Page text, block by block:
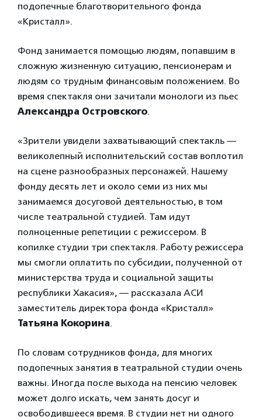
подопечные благотворительного фонда
«Кристалл».
Фонд занимается помощью людям, попавшим в
сложную жизненную ситуацию, пенсионерам и
людям со трудным финансовым положением. Во
время спектакля они зачитали монологи из пьес
Александра Островского.
«Зрители увидели захватывающий спектакль —
великолепный исполнительский состав воплотил
на сцене разнообразных персонажей. Нашему
фонду десять лет и около семи из них мы
занимаемся досуговой деятельностью, в том
числе театральной студией. Там идут
полноценные репетиции с режиссером. В
копилке студии три спектакля. Работу режиссера
мы смогли оплатить по субсидии, полученной от
министерства труда и социальной защиты
республики Хакасия», — рассказала АСИ
заместитель директора фонда «Кристалл»
Татьяна Кокорина.
По словам сотрудников фонда, для многих
подопечных занятия в театральной студии очень
важны. Иногда после выхода на пенсию человек
может долго искать, чем занять досуг и
освободившееся время. В студии нет ни одного